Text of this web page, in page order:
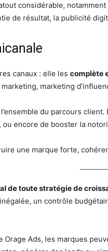
considérable,
de résultat, la publicité
canaux : elle les complète
marketing
du parcours
encore de booster la
une marque forte,
de toute stratégie de
un contrôle
Ads, les marques